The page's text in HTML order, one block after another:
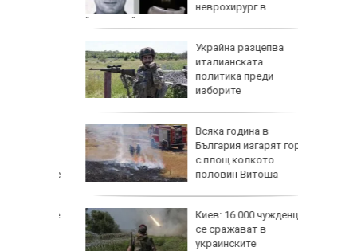
неврохирург в
"Пирогов"
Украйна разцепва
италианската
политика преди
изборите
Всяка година в
България изгарят гори
с площ колкото
половин Витоша
Киев: 16 000 чужденци
се сражават в
украинските